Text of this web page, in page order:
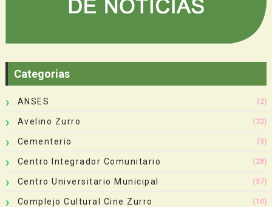
Categorias
ANSES (2)
Avelino Zurro (32)
Cementerio (5)
Centro Integrador Comunitario (28)
Centro Universitario Municipal (57)
Complejo Cultural Cine Zurro (10)